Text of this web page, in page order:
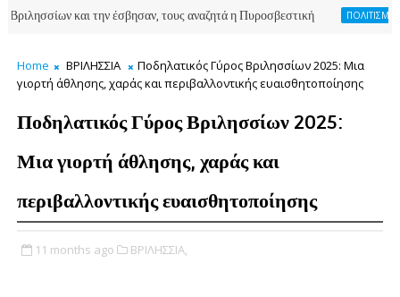
και την έσβησαν, τους αναζητά η Πυροσβεστική ΠΟΛΙΤΙΣΜΟΣ-
Home ΒΡΙΛΗΣΣΙΑ
Ποδηλατικός Γύρος Βριλησσίων 2025: Μια
γιορτή άθλησης, χαράς και περιβαλλοντικής ευαισθητοποίησης
Ποδηλατικός Γύρος Βριλησσίων 2025:
Μια γιορτή άθλησης, χαράς και
περιβαλλοντικής ευαισθητοποίησης
11 months ago ΒΡΙΛΗΣΣΙΑ,